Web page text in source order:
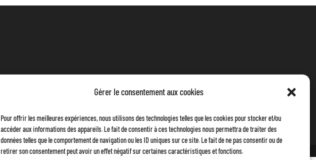
Gérer le consentement aux cookies
Pour offrir les meilleures expériences, nous utilisons des technologies telles que les cookies pour stocker et/ou
accéder aux informations des appareils. Le fait de consentir à ces technologies nous permettra de traiter des
données telles que le comportement de navigation ou les ID uniques sur ce site. Le fait de ne pas consentir ou de
retirer son consentement peut avoir un effet négatif sur certaines caractéristiques et fonctions.